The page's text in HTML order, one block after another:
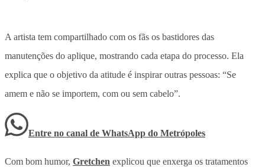
A artista tem compartilhado com os fãs os bastidores das
manutenções do aplique, mostrando cada etapa do processo. Ela
explica que o objetivo da atitude é inspirar outras pessoas: “Se
amem e não se importem, com ou sem cabelo”.
Entre no canal de WhatsApp do Metrópoles
Com bom humor, Gretchen explicou que enxerga os tratamentos